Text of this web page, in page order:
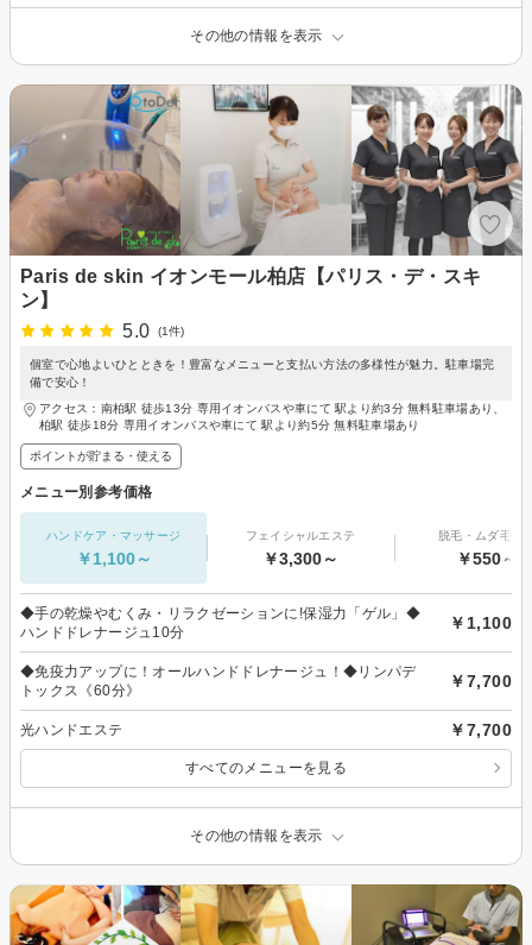
その他の情報を表示
Paris de skin イオンモール柏店【パリス・デ・スキ
ン】
5.0
(1件)
個室で心地よいひとときを！豊富なメニューと支払い方法の多様性が魅力。駐車場完
備で安心！
アクセス：南柏駅 徒歩13分 専用イオンバスや車にて 駅より約3分 無料駐車場あり、
柏駅 徒歩18分 専用イオンバスや車にて 駅より約5分 無料駐車場あり
ポイントが貯まる・使える
メニュー別参考価格
ハンドケア・マッサージ
￥1,100～
フェイシャルエステ
￥3,300～
脱毛・ムダ毛処
￥550～
◆手の乾燥やむくみ・リラクゼーションに!保湿力「ゲル」◆
ハンドドレナージュ10分
￥1,100
◆免疫力アップに！オールハンドドレナージュ！◆リンパデ
トックス《60分》
￥7,700
光ハンドエステ ￥7,700
すべてのメニューを見る
その他の情報を表示